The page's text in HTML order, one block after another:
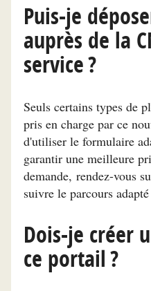
Puis-je
auprès de la
service ?
Seuls certains types de
pris en charge par ce
d'utiliser le formulaire
garantir une meilleure
demande, rendez-vous
suivre le parcours
Dois-je créer
ce portail ?